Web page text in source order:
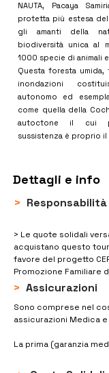
NAUTA, Pacaya
protetta più estesa del
gli amanti della
biodiversità unica al
1000 specie di animali
Questa foresta
inondazioni
autonomo ed
come quella della
autoctone il cui
sussistenza è proprio
Dettagli e info
>
> Le quote solidali
acquistano questo
favore del progetto
Promozione Familiare
beneficiano di quote di
CAITH, centro di
dell'Isola Taquile.
*Il CEPROF è un
> Assicurazioni
Sono comprese nel
assicurazioni Medica
La prima (garanzia
la permanenza in